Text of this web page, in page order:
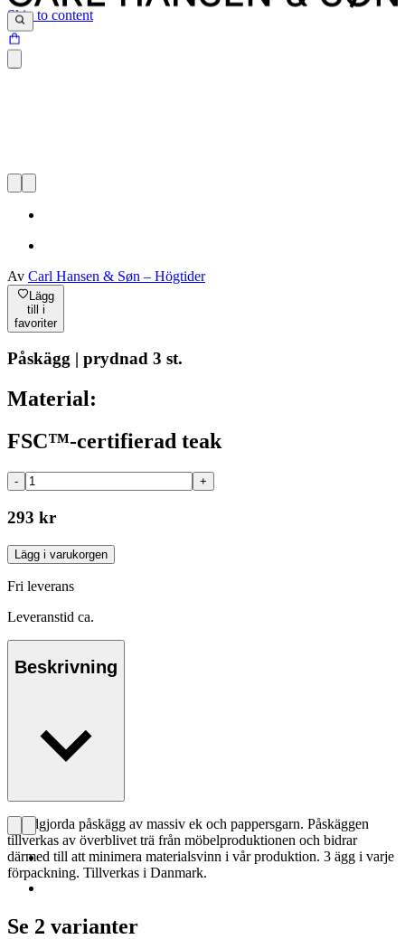
Skip to content
Av Carl Hansen & Søn – Högtider
Lägg
till i
favoriter
Påskägg | prydnad 3 st.
Material:
FSC™-certifierad teak
- +
293 kr
Lägg i varukorgen
Fri leverans
Leveranstid ca.
Beskrivning
Handgjorda påskägg av massiv ek och pappersgarn. Påskäggen
tillverkas av överblivet trä från möbelproduktionen och bidrar
därmed till att minimera materialsvinn i vår produktion. 3 ägg i varje
förpackning. Tillverkas i Danmark.
Se 2 varianter